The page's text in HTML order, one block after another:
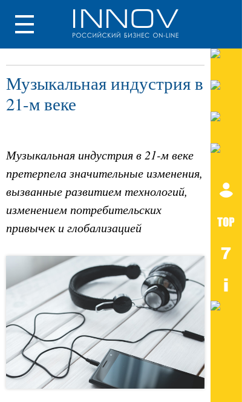
Музыкальная индустрия в
21-м веке
Музыкальная индустрия в 21-м веке
претерпела значительные изменения,
вызванные развитием технологий,
изменением потребительских
привычек и глобализацией